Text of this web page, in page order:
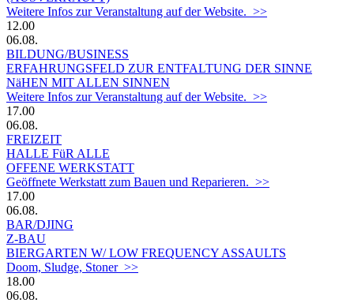
Weitere Infos zur Veranstaltung auf der Website. >>
12.00
06.08.
BILDUNG/BUSINESS
ERFAHRUNGSFELD ZUR ENTFALTUNG DER SINNE
NäHEN MIT ALLEN SINNEN
Weitere Infos zur Veranstaltung auf der Website. >>
17.00
06.08.
FREIZEIT
HALLE FüR ALLE
OFFENE WERKSTATT
Geöffnete Werkstatt zum Bauen und Reparieren. >>
17.00
06.08.
BAR/DJING
Z-BAU
BIERGARTEN W/ LOW FREQUENCY ASSAULTS
Doom, Sludge, Stoner >>
18.00
06.08.